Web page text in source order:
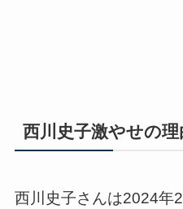
西川史子激やせの
西川史子さんは2024年